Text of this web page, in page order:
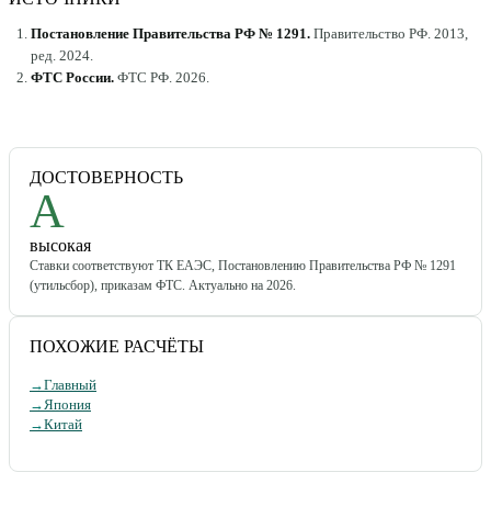
Постановление Правительства РФ № 1291. Правительство РФ. 2013,
ред. 2024.
ФТС России. ФТС РФ. 2026.
ДОСТОВЕРНОСТЬ
A
высокая
Ставки соответствуют ТК ЕАЭС, Постановлению Правительства РФ № 1291
(утильсбор), приказам ФТС. Актуально на 2026.
ПОХОЖИЕ РАСЧЁТЫ
→Главный
→Япония
→Китай